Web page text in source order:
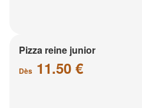
Pizza reine junior
Dès 11.50 €